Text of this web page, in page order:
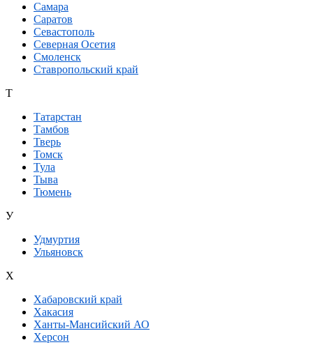
Самара
Саратов
Севастополь
Северная Осетия
Смоленск
Ставропольский край
Т
Татарстан
Тамбов
Тверь
Томск
Тула
Тыва
Тюмень
У
Удмуртия
Ульяновск
Х
Хабаровский край
Хакасия
Ханты-Мансийский АО
Херсон